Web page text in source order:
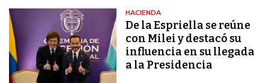
HACIENDA
De la Espriella se reúne
con Milei y destacó su
influencia en su llegada
a la Presidencia